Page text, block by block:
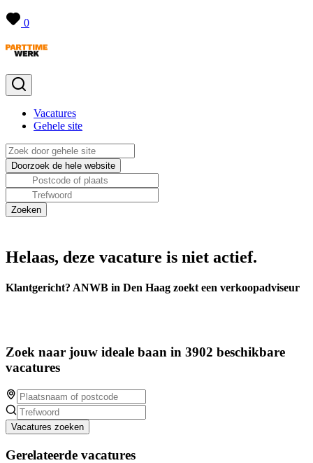
0
Vacatures
Gehele site
Helaas, deze vacature is niet actief.
Klantgericht? ANWB in Den Haag zoekt een verkoopadviseur
Zoek naar jouw ideale baan in 3902 beschikbare
vacatures
Vacatures zoeken
Gerelateerde vacatures